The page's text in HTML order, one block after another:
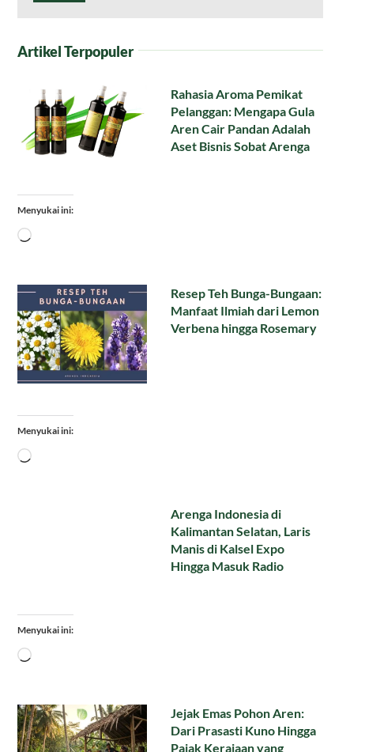
Artikel Terpopuler
Rahasia Aroma Pemikat
Pelanggan: Mengapa Gula
Aren Cair Pandan Adalah
Aset Bisnis Sobat Arenga
Menyukai ini:
Memuat...
Resep Teh Bunga-Bungaan:
Manfaat Ilmiah dari Lemon
Verbena hingga Rosemary
Menyukai ini:
Memuat...
Arenga Indonesia di
Kalimantan Selatan, Laris
Manis di Kalsel Expo
Hingga Masuk Radio
Menyukai ini:
Memuat...
Jejak Emas Pohon Aren:
Dari Prasasti Kuno Hingga
Pajak Kerajaan yang